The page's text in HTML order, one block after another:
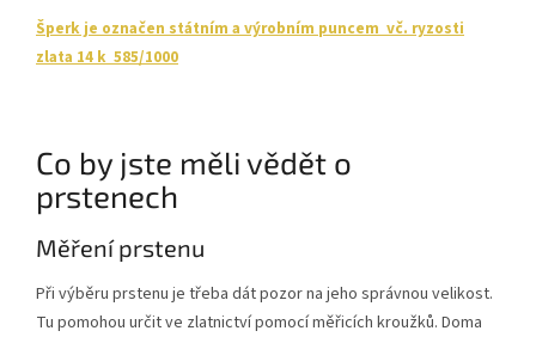
Šperk je označen státním a výrobním puncem vč. ryzosti
zlata 14 k 585/1000
Co by jste měli vědět o
prstenech
Měření prstenu
Při výběru prstenu je třeba dát pozor na jeho správnou velikost.
Tu pomohou určit ve zlatnictví pomocí měřicích kroužků. Doma